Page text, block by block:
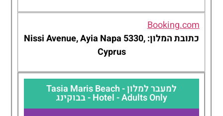
Booking.com
כתובת המלון: Nissi Avenue, Ayia Napa 5330,
Cyprus
למעבר למלון - Tasia Maris Beach
Hotel - Adults Only - בבוקינג